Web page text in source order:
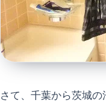
さて、千葉から茨城